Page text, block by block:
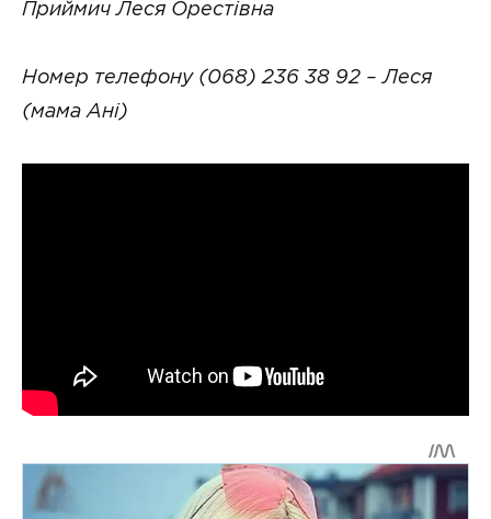
Приймич Леся Орестівна
Номер телефону (068) 236 38 92 – Леся
(мама Ані)